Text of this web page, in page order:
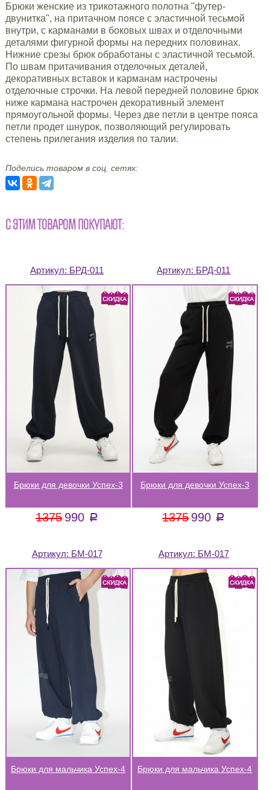
Брюки женские из трикотажного полотна "футер-
двунитка", на притачном поясе с эластичной тесьмой
внутри, с карманами в боковых швах и отделочными
деталями фигурной формы на передних половинах.
Нижние срезы брюк обработаны с эластичной тесьмой.
По швам притачивания отделочных деталей,
декоративных вставок и карманам настрочены
отделочные строчки. На левой передней половине брюк
ниже кармана настрочен декоративный элемент
прямоугольной формы. Через две петли в центре пояса
петли продет шнурок, позволяющий регулировать
степень прилегания изделия по талии.
Поделись товаром в соц. сетях:
С ЭТИМ ТОВАРОМ ПОКУПАЮТ:
Артикул: БРД-011
Брюки для девочки Успех-3
1375 990 a
Артикул: БРД-011
Брюки для девочки Успех-3
1375 990 a
Артикул: БМ-017
Брюки для мальчика Успех-4
Артикул: БМ-017
Брюки для мальчика Успех-4